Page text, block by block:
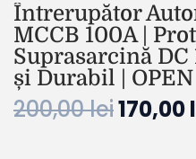
Întrerupător
MCCB 100A |
Suprasarcină DC
și Durabil | OPEN
200,00lei170,00